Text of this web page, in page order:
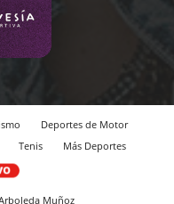
Deportes de Motor
Tenis Más Deportes
Muñoz